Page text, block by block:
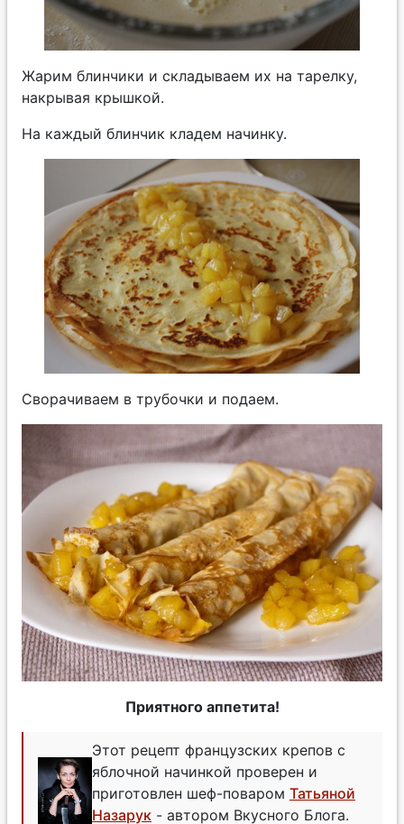
Жарим блинчики и складываем их на тарелку,
накрывая крышкой.
На каждый блинчик кладем начинку.
Сворачиваем в трубочки и подаем.
Приятного аппетита!
Этот рецепт французских крепов с
яблочной начинкой проверен и
приготовлен шеф-поваром Татьяной
Назарук - автором Вкусного Блога.